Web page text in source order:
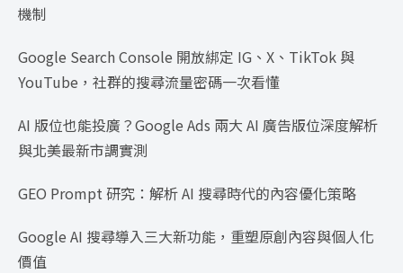
機制
Google Search Console 開放綁定 IG、X、TikTok 與
YouTube，社群的搜尋流量密碼一次看懂
AI 版位也能投廣？Google Ads 兩大 AI 廣告版位深度解析
與北美最新市調實測
GEO Prompt 研究：解析 AI 搜尋時代的內容優化策略
Google AI 搜尋導入三大新功能，重塑原創內容與個人化
價值